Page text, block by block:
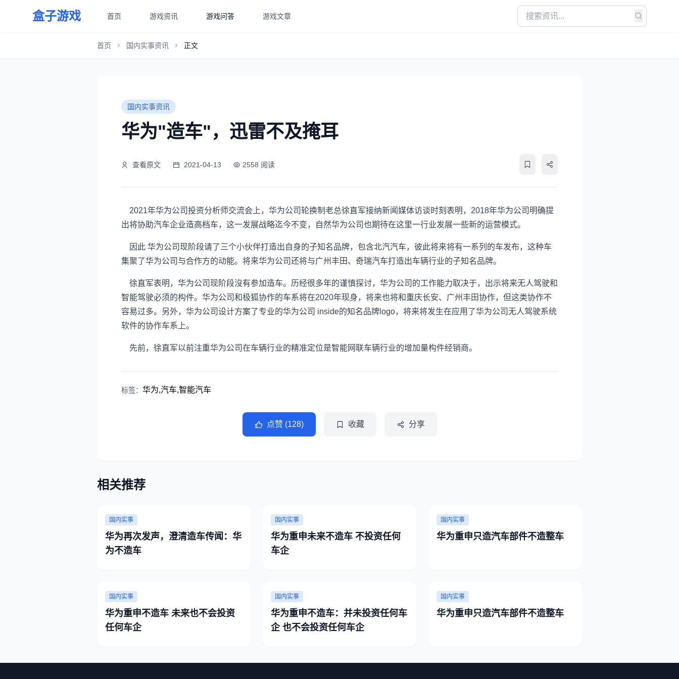
盒子游戏 首页 游戏资讯 游戏问答 游戏文章
首页 国内实事资讯 正文
国内实事资讯
华为"造车"，迅雷不及掩耳
查看原文 2021-04-13 2558 阅读
2021年华为公司投资分析师交流会上，华为公司轮换制老总徐直军接纳新闻媒体访谈时刻表明，2018年华为公司明确提
出将协助汽车企业造高档车，这一发展战略迄今不变，自然华为公司也期待在这里一行业发展一些新的运营模式。
因此 华为公司现阶段请了三个小伙伴打造出自身的子知名品牌，包含北汽汽车，彼此将来将有一系列的车发布，这种车
集聚了华为公司与合作方的动能。将来华为公司还将与广州丰田、奇瑞汽车打造出车辆行业的子知名品牌。
徐直军表明，华为公司现阶段沒有参加造车。历经很多年的谨慎探讨，华为公司的工作能力取决于，出示将来无人驾驶和
智能驾驶必须的构件。华为公司和极狐协作的车系将在2020年现身，将来也将和重庆长安、广州丰田协作，但这类协作不
容易过多。另外，华为公司设计方案了专业的华为公司 inside的知名品牌logo，将来将发生在应用了华为公司无人驾驶系统
软件的协作车系上。
先前，徐直军以前注重华为公司在车辆行业的精准定位是智能网联车辆行业的增加量构件经销商。
标签： 华为,汽车,智能汽车
点赞 (128) 收藏 分享
相关推荐
国内实事
华为再次发声，澄清造车传闻：华
为不造车
国内实事
华为重申未来不造车 不投资任何
车企
国内实事
华为重申只造汽车部件不造整车
国内实事
华为重申不造车 未来也不会投资
任何车企
国内实事
华为重申不造车：并未投资任何车
企 也不会投资任何车企
国内实事
华为重申只造汽车部件不造整车